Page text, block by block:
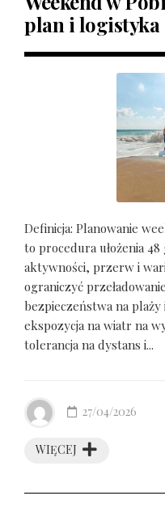
plan i logistyka
Definicja: Planowanie
to procedura ułożenia
aktywności, przerw i
ograniczyć
bezpieczeństwa na plaży
ekspozycja na wiatr na
tolerancja na dystans i...
WIĘCEJ
27/04/2026